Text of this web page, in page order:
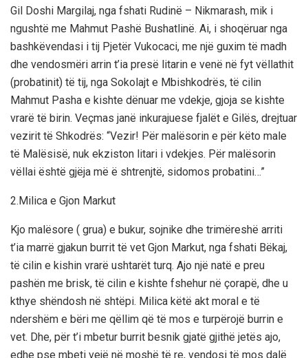
Gil Doshi Margilaj, nga fshati Rudinë – Nikmarash, mik i
ngushtë me Mahmut Pashë Bushatlinë. Ai, i shoqëruar nga
bashkëvendasi i tij Pjetër Vukocaci, me një guxim të madh
dhe vendosmëri arrin t’ia presë litarin e venë në fyt vëllathit
(probatinit) të tij, nga Sokolajt e Mbishkodrës, të cilin
Mahmut Pasha e kishte dënuar me vdekje, gjoja se kishte
vrarë të birin. Veçmas janë inkurajuese fjalët e Gilës, drejtuar
vezirit të Shkodrës: “Vezir! Për malësorin e për këto male
të Malësisë, nuk ekziston litari i vdekjes. Për malësorin
vëllai është gjëja më ë shtrenjtë, sidomos probatini…”
2.Milica e Gjon Markut
Kjo malësore ( grua) e bukur, sojnike dhe trimëreshë arriti
t’ia marrë gjakun burrit të vet Gjon Markut, nga fshati Bëkaj,
të cilin e kishin vrarë ushtarët turq. Ajo një natë e preu
pashën me brisk, të cilin e kishte fshehur në çorapë, dhe u
kthye shëndosh në shtëpi. Milica këtë akt moral e të
ndershëm e bëri me qëllim që të mos e turpërojë burrin e
vet. Dhe, për t’i mbetur burrit besnik gjatë gjithë jetës ajo,
edhe pse mbeti vejë në moshë të re, vendosi të mos dalë